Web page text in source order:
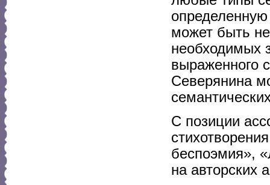
определенную
может быть
необходимых
выраженного
Северянина
С позиции
беспоэмия»,
на авторских